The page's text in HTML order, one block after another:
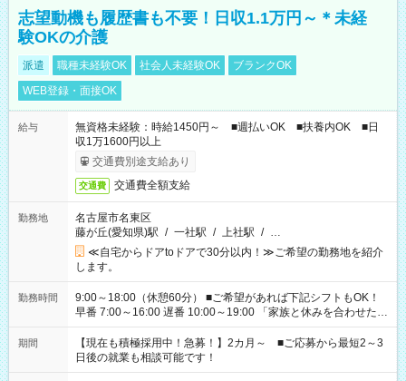
志望動機も履歴書も不要！日収1.1万円～＊未経
験OKの介護
派遣 職種未経験OK 社会人未経験OK
ブランクOK
WEB登録・面接OK
給与
無資格未経験：時給1450円～ ■週払いOK ■扶養内OK ■日
収1万1600円以上
交通費別途支給あり
交通費 交通費全額支給
勤務地
名古屋市名東区
藤が丘(愛知県)駅 / 一社駅 / 上社駅 / …
≪自宅からドアtoドアで30分以内！≫ご希望の勤務地を紹介
します。
勤務時間
9:00～18:00（休憩60分） ■ご希望があれば下記シフトもOK！
早番 7:00～16:00 遅番 10:00～19:00 「家族と休みを合わせた
い」 「余裕を持って夕飯の準備がしたい」 「できれば残業はし
たくない」 など、ご希望を教えてくださいね。 ※Wワーク希望
の方へ 今ご覧のお仕事で希望する勤務時間と、もう1つのお仕事
の勤務時間。 合計で週40時間を超える場合は応募できません。
期間
【現在も積極採用中！急募！】2カ月～ ■ご応募から最短2～3
日後の就業も相談可能です！